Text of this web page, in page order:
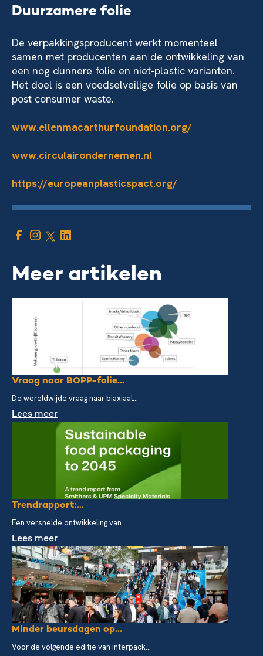
Duurzamere folie
De verpakkingsproducent werkt momenteel
samen met producenten aan de ontwikkeling van
een nog dunnere folie en niet-plastic varianten.
Het doel is een voedselveilige folie op basis van
post consumer waste.
www.ellenmacarthurfoundation.org/
www.circulairondernemen.nl
https://europeanplasticspact.org/
Meer artikelen
Vraag naar BOPP-folie...
De wereldwijde vraag naar biaxiaal...
Lees meer
Trendrapport:...
Een versnelde ontwikkeling van...
Lees meer
Minder beursdagen op...
Voor de volgende editie van interpack...